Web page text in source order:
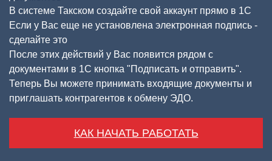
В системе Такском создайте свой аккаунт прямо в 1С
Если у Вас еще не установлена электронная подпись -
сделайте это
После этих действий у Вас появится рядом с
документами в 1С кнопка "Подписать и отправить".
Теперь Вы можете принимать входящие документы и
приглашать контрагентов к обмену ЭДО.
КАК НАЧАТЬ РАБОТАТЬ